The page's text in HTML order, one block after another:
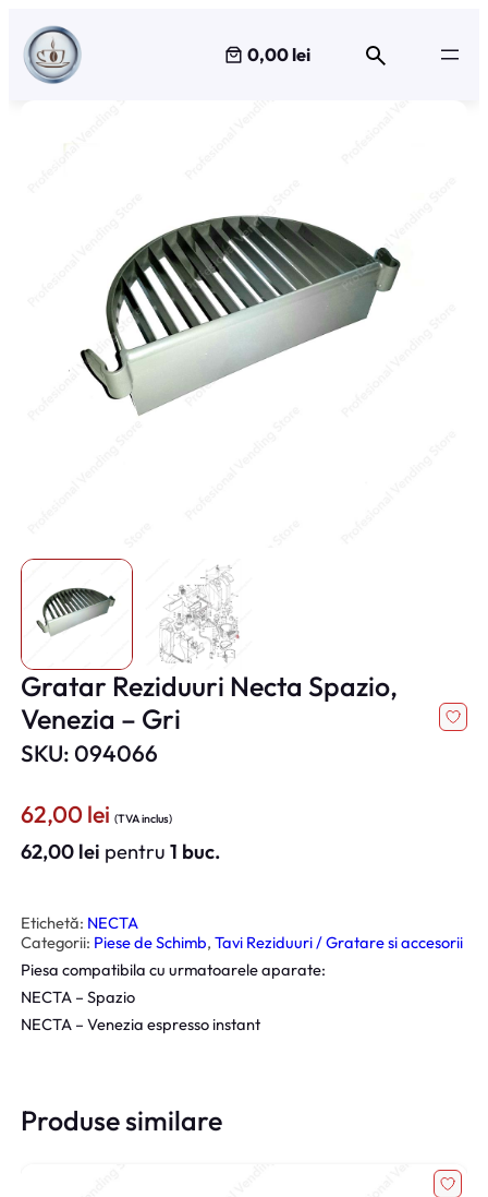
Sari
conținut
0,00 lei
Gratar Reziduuri Necta Spazio,
Venezia – Gri
SKU: 094066
62,00lei (TVA inclus)
62,00 lei pentru1 buc.
Etichetă: NECTA
Categorii: Piese de Schimb, Tavi Reziduuri / Gratare si accesorii
Piesa compatibila cu urmatoarele aparate:
NECTA – Spazio
NECTA – Venezia espresso instant
Produse similare